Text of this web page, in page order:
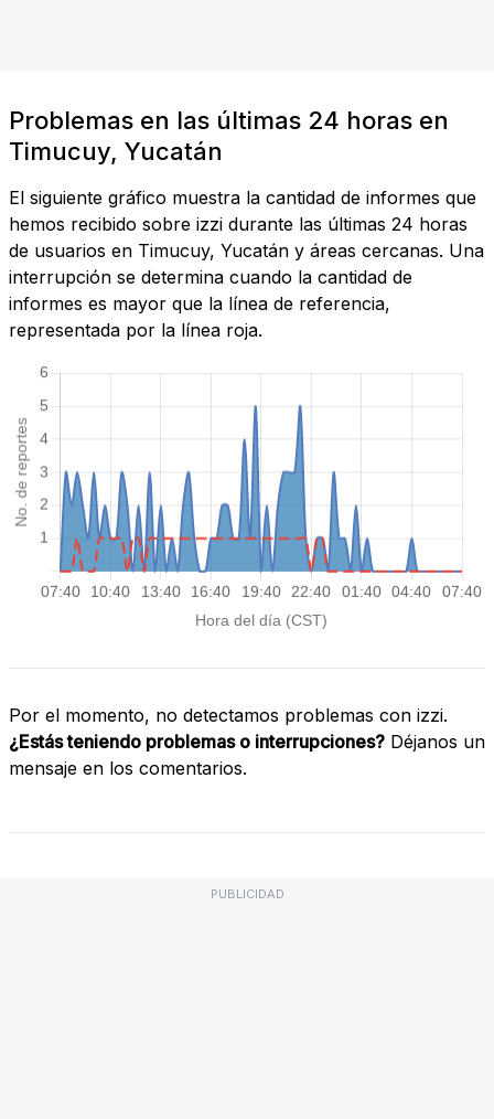
Problemas en las últimas 24 horas en
Timucuy, Yucatán
El siguiente gráfico muestra la cantidad de informes que
hemos recibido sobre izzi durante las últimas 24 horas
de usuarios en Timucuy, Yucatán y áreas cercanas. Una
interrupción se determina cuando la cantidad de
informes es mayor que la línea de referencia,
representada por la línea roja.
Por el momento, no detectamos problemas con izzi.
¿Estás teniendo problemas o interrupciones? Déjanos un
mensaje en los comentarios.
PUBLICIDAD